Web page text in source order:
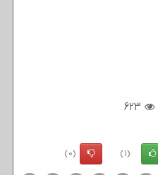
623
(1)
(0)